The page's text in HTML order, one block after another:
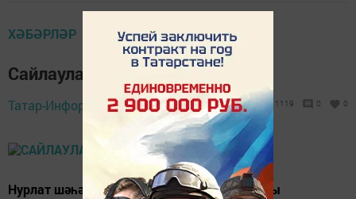
ХӘБӘРЛӘР
Сайлаулар көне билгеләнде
Татар-Информ, 16 июнь 2015 - 10:30 1119 0 0
Нурлат шәһәре Советының чираттагы 40нчы